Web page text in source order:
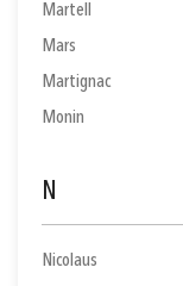
Martell
Mars
Martignac
Monin
N
Nicolaus